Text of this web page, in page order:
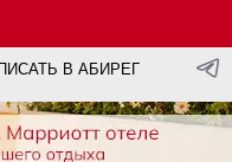
В АБИРЕГ